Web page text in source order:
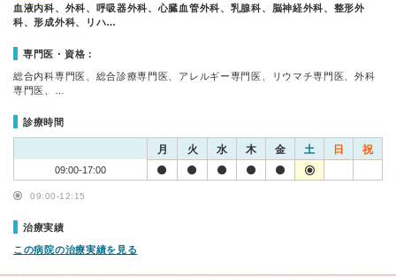
血液内科、外科、呼吸器外科、心臓血管外科、乳腺科、脳神経外科、整形外
科、形成外科、リハ…
専門医・資格：
総合内科専門医、総合診療専門医、アレルギー専門医、リウマチ専門医、外科
専門医、…
診療時間
月 火 水 木 金 土 日 祝
09:00-17:00
09:00-12:15
治療実績
この病院の治療実績を見る